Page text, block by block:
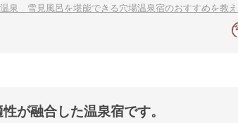
泉 雪見風呂を堪能できる穴場温泉宿のおすすめを教え
が融合した温泉宿です。